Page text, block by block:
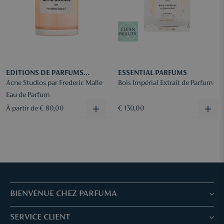
EDITIONS DE PARFUMS
FREDERIC MALLE
Acne Studios par Frederic Malle
Eau de Parfum
À partir de € 80,00
ESSENTIAL PARFUMS
Bois Impérial Extrait de Parfum
€ 130,00
BIENVENUE CHEZ PARFUMA
Boutiques & Services
SERVICE CLIENT